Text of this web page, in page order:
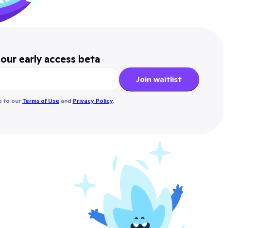
early access beta
Join waitlist
to our Terms of Use and Privacy Policy.